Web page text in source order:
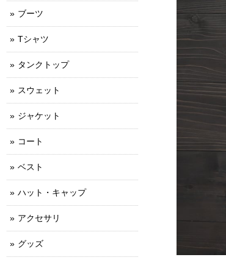
ブーツ
Tシャツ
タンクトップ
スウェット
ジャケット
コート
ベスト
ハット・キャップ
アクセサリ
グッズ